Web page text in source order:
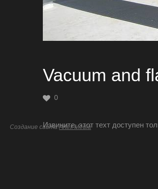
Vacuum and
0
Извините, этот техт доступен
Создание сайтаArtex Media